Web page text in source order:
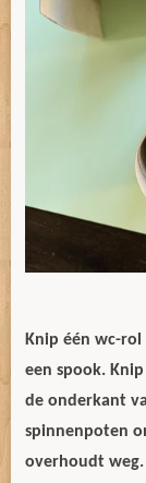
Knip één wc-
een spook.
de onderkant
spinnenpoten
overhoudt